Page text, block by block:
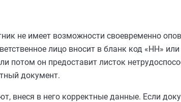
не имеет возможности своевременно
лицо вносит в бланк код «НН»
потом он предоставит листок
документ.
внеся в него корректные данные. Если